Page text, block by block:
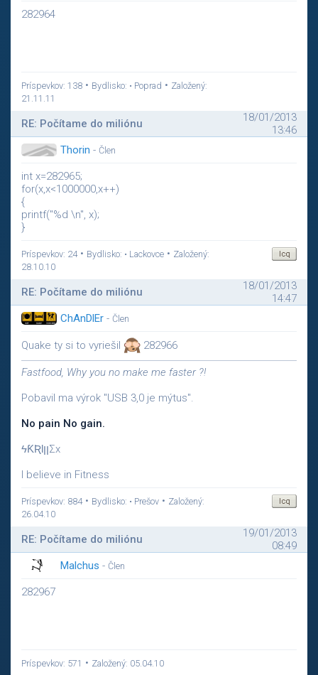
282964
Príspevkov: 138 • Bydlisko: • Poprad • Založený:
21.11.11
RE: Počítame do miliónu
18/01/2013
13:46
Thorin - Člen
int x=282965;
for(x,x<1000000,x++)
{
printf("%d \n", x);
}
Príspevkov: 24• Bydlisko: • Lackovce • Založený:
28.10.10
RE: Počítame do miliónu
18/01/2013
14:47
ChAnDlEr - Člen
Quake ty si to vyriešil 282966
Fastfood, Why you no make me faster ?!
Pobavil ma výrok "USB 3,0 je mýtus".
No pain No gain.
ϟƘƦƖןןΣx
I believe in Fitness
Príspevkov: 884• Bydlisko: • Prešov • Založený:
26.04.10
RE: Počítame do miliónu
19/01/2013
08:49
Malchus - Člen
282967
Príspevkov: 571 • Založený: 05.04.10